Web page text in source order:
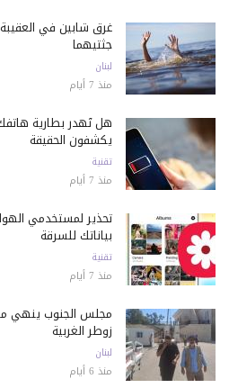
غرق شابين في
جثتيهما
لبنان
منذ 7 أيام
هل تُهدر بطارية
يكشفون الحقيقة
تقنية
منذ 7 أيام
تحذير لمستخدمي
بياناتك للسرقة
تقنية
منذ 7 أيام
مجلس الجنوب ينهي
زوطر الغربية
لبنان
منذ 6 أيام